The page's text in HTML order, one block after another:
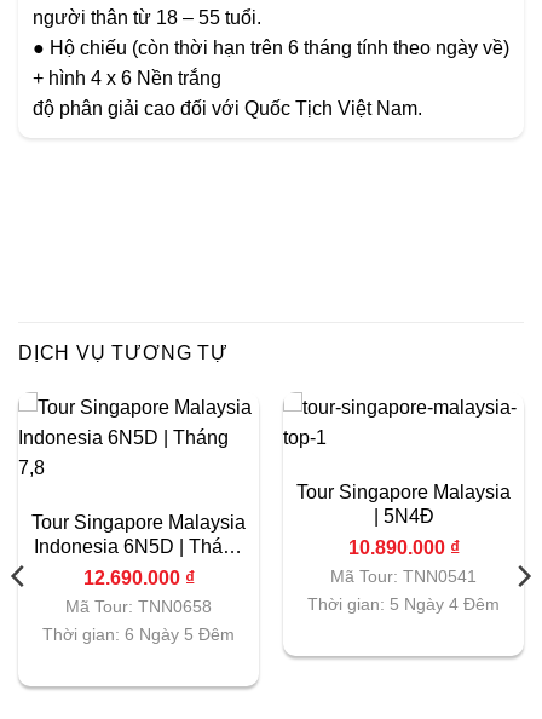
người thân từ 18 – 55 tuổi.
● Hộ chiếu (còn thời hạn trên 6 tháng tính theo ngày về)
+ hình 4 x 6 Nền trắng
độ phân giải cao đối với Quốc Tịch Việt Nam.
DỊCH VỤ TƯƠNG TỰ
Tour Singapore Malaysia
Indonesia 6N5D | Tháng
7,8
12.690.000 ₫
Mã Tour: TNN0658
Thời gian: 6 Ngày 5 Đêm
Tour Singapore Malaysia
| 5N4Đ
10.890.000 ₫
Mã Tour: TNN0541
Thời gian: 5 Ngày 4 Đêm